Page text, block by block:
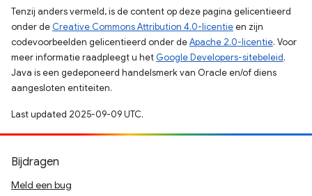
Tenzij anders vermeld, is de content op deze pagina gelicentieerd
onder de Creative Commons Attribution 4.0-licentieen zijn
codevoorbeelden gelicentieerd onder deApache 2.0-licentie. Voor
meer informatie raadpleegt u het Google Developers-sitebeleid.
Java is een gedeponeerd handelsmerk van Oracle en/of diens
aangesloten entiteiten.
Last updated 2025-09-09 UTC.
Bijdragen
Meld een bug